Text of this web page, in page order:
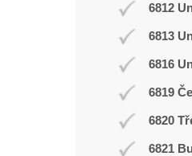
6812
6813
6816
6819
6820
6821